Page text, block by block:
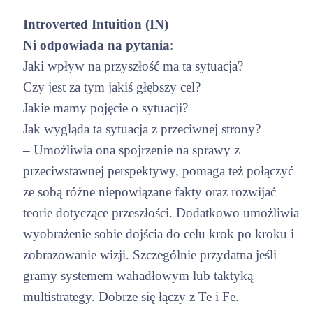
Introverted Intuition (IN)
Ni odpowiada na pytania:
Jaki wpływ na przyszłość ma ta sytuacja?
Czy jest za tym jakiś głębszy cel?
Jakie mamy pojęcie o sytuacji?
Jak wygląda ta sytuacja z przeciwnej strony?
– Umożliwia ona spojrzenie na sprawy z
przeciwstawnej perspektywy, pomaga też połączyć
ze sobą różne niepowiązane fakty oraz rozwijać
teorie dotyczące przeszłości. Dodatkowo umożliwia
wyobrażenie sobie dojścia do celu krok po kroku i
zobrazowanie wizji. Szczególnie przydatna jeśli
gramy systemem wahadłowym lub taktyką
multistrategy. Dobrze się łączy z Te i Fe.